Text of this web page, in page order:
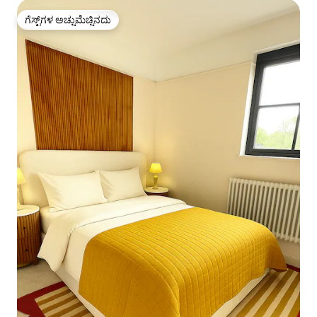
ಗೆಸ್ಟ್‌ಗಳ ಅಚ್ಚುಮೆಚ್ಚಿನದು
ಗೆಸ್ಟ್‌ಗಳ ಅಚ್ಚುಮೆಚ್ಚಿನದು